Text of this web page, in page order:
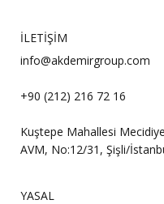
İLETİŞİM
info@akdemirgroup.com
+90 (212) 216 72 16
Kuştepe Mahallesi
AVM, No:12/31, Şişli/
YASAL